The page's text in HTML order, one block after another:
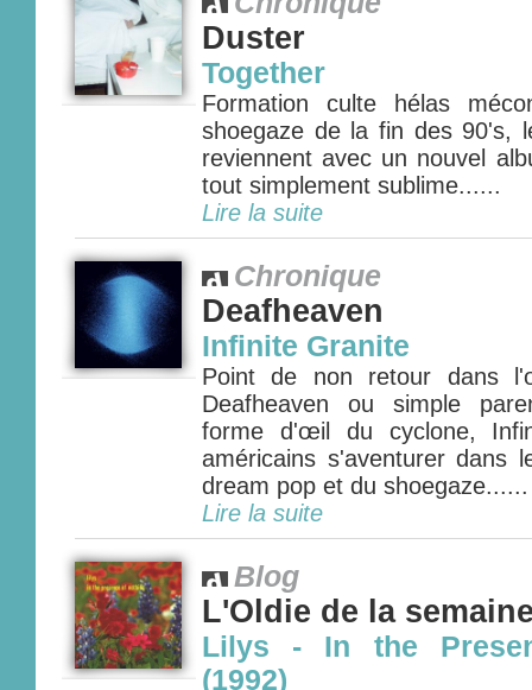
Duster
Together
Formation culte hélas
shoegaze de la fin des 90's,
reviennent avec un nouvel
tout simplement sublime......
Lire la suite
Chronique
Deafheaven
Infinite Granite
Point de non retour dans
Deafheaven ou simple
forme d'œil du cyclone,
américains s'aventurer dans
dream pop et du shoegaze......
Lire la suite
Blog
L'Oldie de la
Lilys - In the
(1992)